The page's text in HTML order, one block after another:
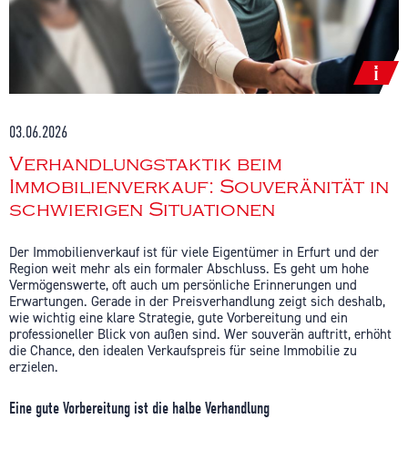
03.06.2026
Verhandlungstaktik beim
Immobilienverkauf: Souveränität in
schwierigen Situationen
Der Immobilienverkauf ist für viele Eigentümer in Erfurt und der
Region weit mehr als ein formaler Abschluss. Es geht um hohe
Vermögenswerte, oft auch um persönliche Erinnerungen und
Erwartungen. Gerade in der Preisverhandlung zeigt sich deshalb,
wie wichtig eine klare Strategie, gute Vorbereitung und ein
professioneller Blick von außen sind. Wer souverän auftritt, erhöht
die Chance, den idealen Verkaufspreis für seine Immobilie zu
erzielen.
Eine gute Vorbereitung ist die halbe Verhandlung